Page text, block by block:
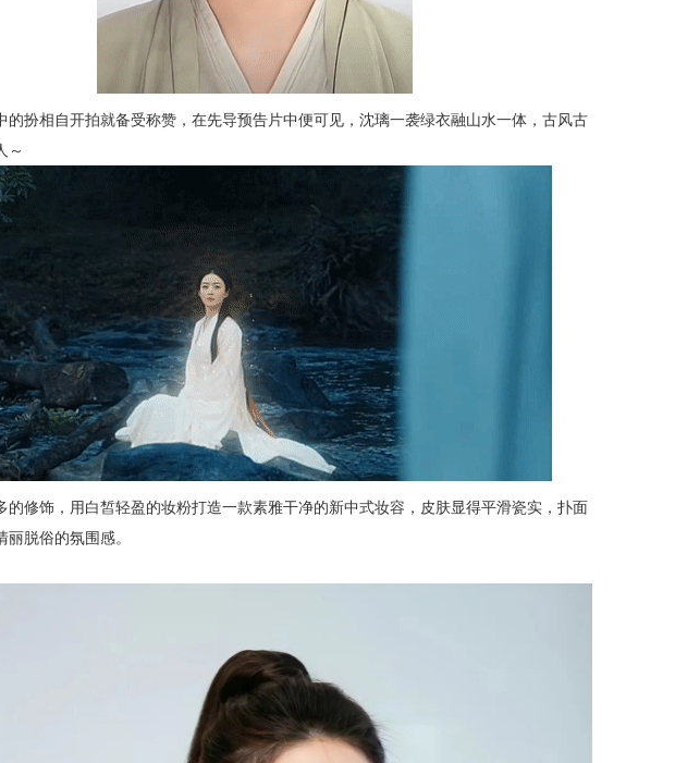
的扮相自开拍就备受称赞，在先导预告片中便可见，沈璃一袭绿衣融山水一体，古风古
～
的修饰，用白皙轻盈的妆粉打造一款素雅干净的新中式妆容，皮肤显得平滑瓷实，扑面
丽脱俗的氛围感。